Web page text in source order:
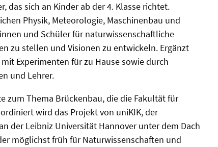
das sich an Kinder ab der 4. Klasse richtet.
Physik, Meteorologie, Maschinenbau und
und Schüler für naturwissenschaftliche
zu stellen und Visionen zu entwickeln. Ergänzt
Experimenten für zu Hause sowie durch
und Lehrer.
zum Thema Brückenbau, die die Fakultät für
wird das Projekt von uniKIK, der
der Leibniz Universität Hannover unter dem Dach
möglichst früh für Naturwissenschaften und